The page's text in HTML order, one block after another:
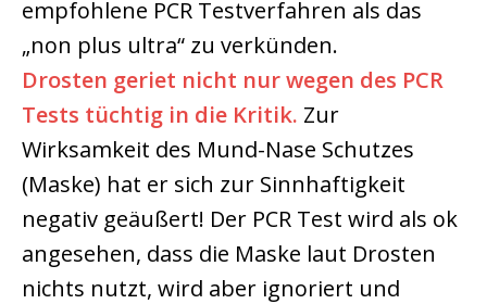
empfohlene PCR Testverfahren als das
„non plus ultra“ zu verkünden.
Drosten geriet nicht nur wegen des PCR
Tests tüchtig in die Kritik. Zur
Wirksamkeit des Mund-Nase Schutzes
(Maske) hat er sich zur Sinnhaftigkeit
negativ geäußert! Der PCR Test wird als ok
angesehen, dass die Maske laut Drosten
nichts nutzt, wird aber ignoriert und